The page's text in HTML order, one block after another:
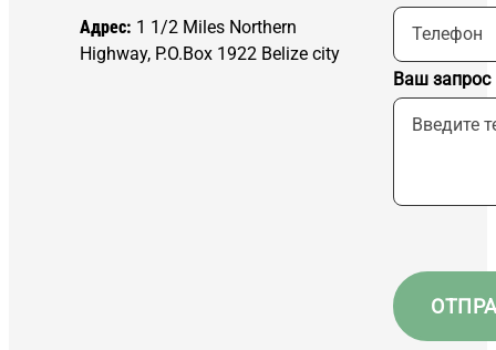
Адрес: 1 1/2 Miles Northern
Highway, P.O.Box 1922 Belize city
Ваш запрос